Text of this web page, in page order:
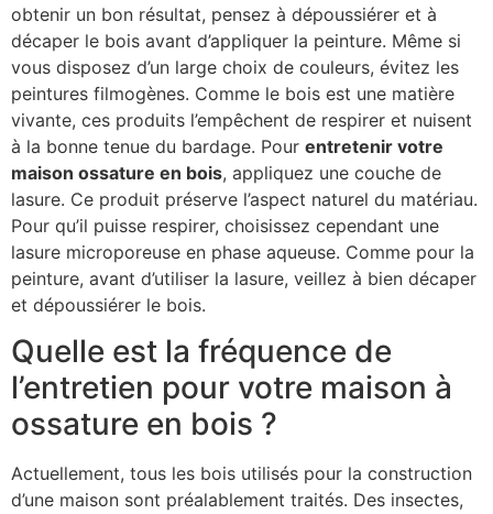
obtenir un bon résultat, pensez à dépoussiérer et à
décaper le bois avant d’appliquer la peinture. Même si
vous disposez d’un large choix de couleurs, évitez les
peintures filmogènes. Comme le bois est une matière
vivante, ces produits l’empêchent de respirer et nuisent
à la bonne tenue du bardage. Pour entretenir votre
maison ossature en bois, appliquez une couche de
lasure. Ce produit préserve l’aspect naturel du matériau.
Pour qu’il puisse respirer, choisissez cependant une
lasure microporeuse en phase aqueuse. Comme pour la
peinture, avant d’utiliser la lasure, veillez à bien décaper
et dépoussiérer le bois.
Quelle est la fréquence de
l’entretien pour votre maison à
ossature en bois ?
Actuellement, tous les bois utilisés pour la construction
d’une maison sont préalablement traités. Des insectes,